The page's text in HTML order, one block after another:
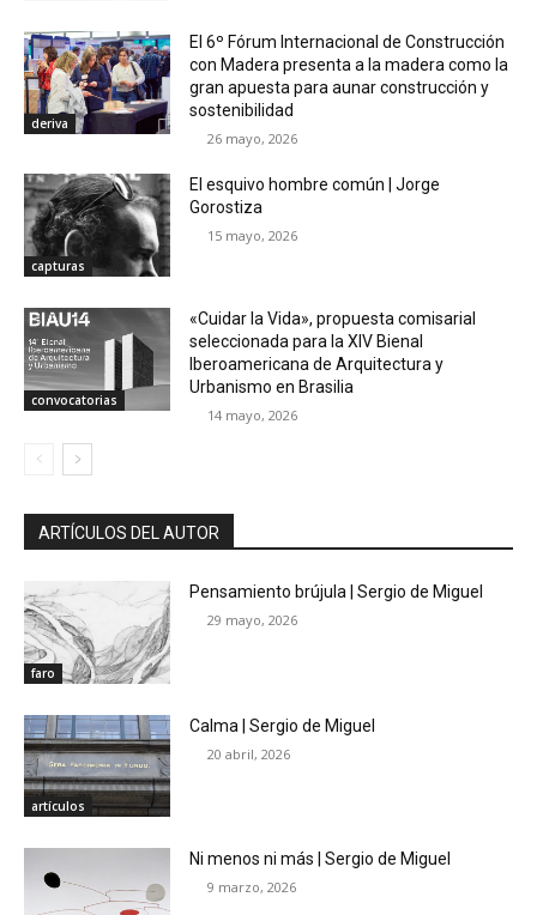
deriva
El 6º Fórum Internacional de Construcción
con Madera presenta a la madera como la
gran apuesta para aunar construcción y
sostenibilidad
26 mayo, 2026
capturas
El esquivo hombre común | Jorge
Gorostiza
15 mayo, 2026
convocatorias
«Cuidar la Vida», propuesta comisarial
seleccionada para la XIV Bienal
Iberoamericana de Arquitectura y
Urbanismo en Brasilia
14 mayo, 2026
ARTÍCULOS DEL AUTOR
faro
Pensamiento brújula | Sergio de Miguel
29 mayo, 2026
artículos
Calma | Sergio de Miguel
20 abril, 2026
Ni menos ni más | Sergio de Miguel
9 marzo, 2026